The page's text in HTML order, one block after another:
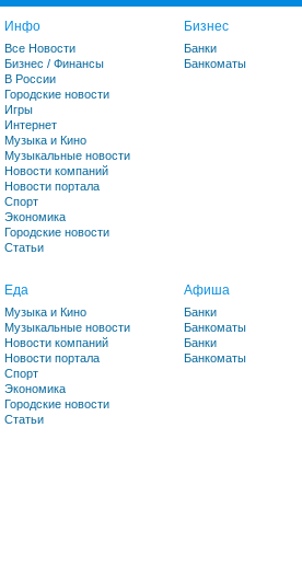
Инфо
Все Новости
Бизнес / Финансы
В России
Городские новости
Игры
Интернет
Музыка и Кино
Музыкальные новости
Новости компаний
Новости портала
Спорт
Экономика
Городские новости
Статьи
Бизнес
Банки
Банкоматы
Еда
Музыка и Кино
Музыкальные новости
Новости компаний
Новости портала
Спорт
Экономика
Городские новости
Статьи
Афиша
Банки
Банкоматы
Банки
Банкоматы